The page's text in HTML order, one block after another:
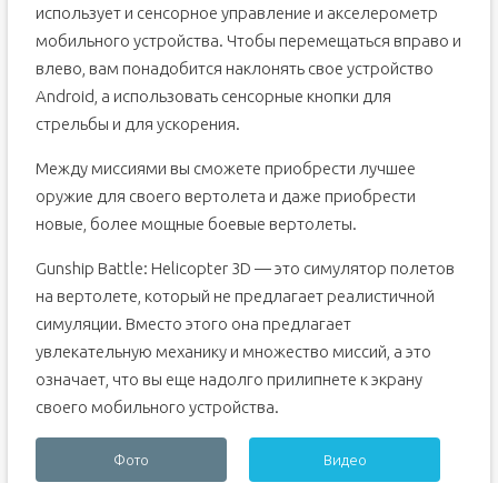
использует и сенсорное управление и акселерометр
мобильного устройства. Чтобы перемещаться вправо и
влево, вам понадобится наклонять свое устройство
Android, а использовать сенсорные кнопки для
стрельбы и для ускорения.
Между миссиями вы сможете приобрести лучшее
оружие для своего вертолета и даже приобрести
новые, более мощные боевые вертолеты.
Gunship Battle: Helicopter 3D — это симулятор полетов
на вертолете, который не предлагает реалистичной
симуляции. Вместо этого она предлагает
увлекательную механику и множество миссий, а это
означает, что вы еще надолго прилипнете к экрану
своего мобильного устройства.
Фото Видео